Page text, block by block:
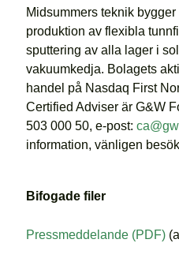
Midsummers teknik
produktion av flexibla
sputtering av alla lager i
vakuumkedja. Bolagets
handel på Nasdaq First
Certified Adviser är G&W
503 000 50, e-post:
information, vänligen
Bifogade filer
Pressmeddelande (PDF)